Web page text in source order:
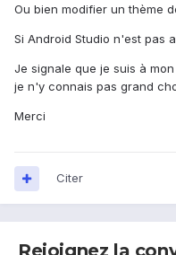
Ou bien modifier un thème
Si Android Studio n'est pas
Je signale que je suis à
je n'y connais pas grand
Merci
Citer